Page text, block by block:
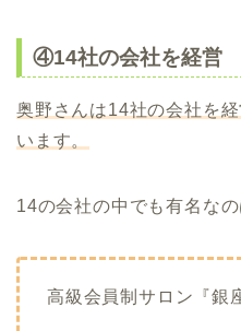
④14社の会社を経営
奥野さんは14社の会社を
います。
14の会社の中でも有名なの
高級会員制サロン『銀